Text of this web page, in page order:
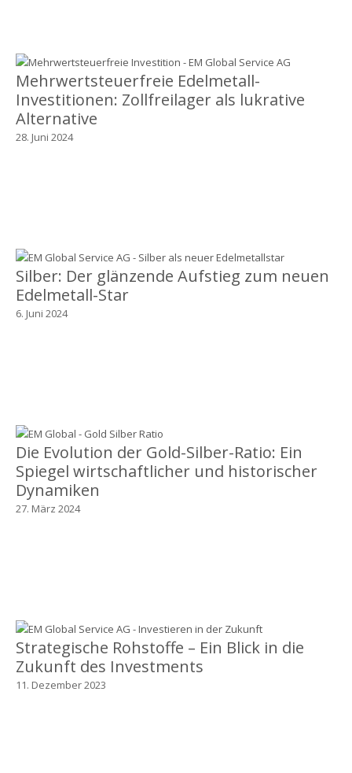
Mehrwertsteuerfreie Edelmetall-
Investitionen: Zollfreilager als lukrative
Alternative
28. Juni 2024
Silber: Der glänzende Aufstieg zum neuen
Edelmetall-Star
6. Juni 2024
Die Evolution der Gold-Silber-Ratio: Ein
Spiegel wirtschaftlicher und historischer
Dynamiken
27. März 2024
Strategische Rohstoffe – Ein Blick in die
Zukunft des Investments
11. Dezember 2023